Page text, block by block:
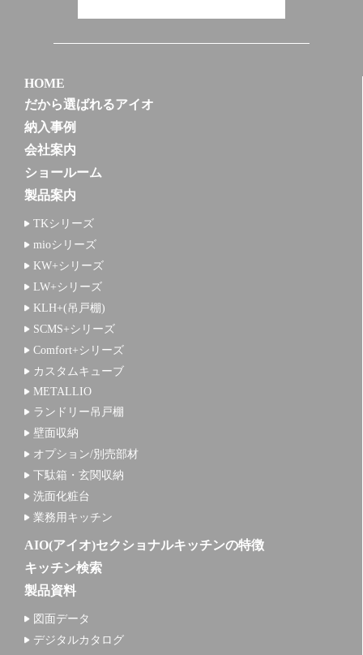
HOME
だから選ばれるアイオ
納入事例
会社案内
ショールーム
製品案内
TKシリーズ
mioシリーズ
KW+シリーズ
LW+シリーズ
KLH+(吊戸棚)
SCMS+シリーズ
Comfort+シリーズ
カスタムキューブ
METALLIO
ランドリー吊戸棚
壁面収納
オプション/別売部材
下駄箱・玄関収納
洗面化粧台
業務用キッチン
AIO(アイオ)セクショナルキッチンの特徴
キッチン検索
製品資料
図面データ
デジタルカタログ